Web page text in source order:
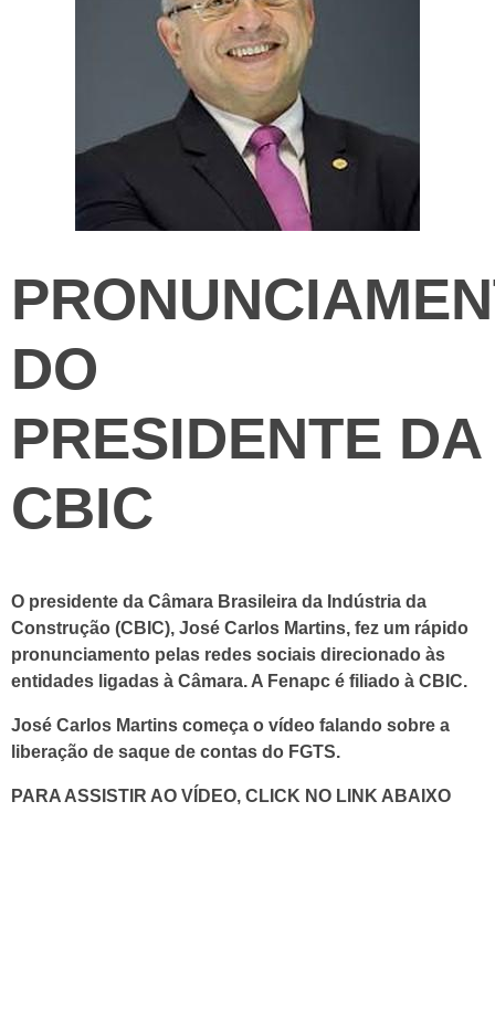
DO
PRESIDENTE DA
CBIC
O presidente da Câmara Brasileira da Indústria da
Construção (CBIC), José Carlos Martins, fez um rápido
pronunciamento pelas redes sociais direcionado às
entidades ligadas à Câmara. A Fenapc é filiado à CBIC.
José Carlos Martins começa o vídeo falando sobre a
liberação de saque de contas do FGTS.
PARA ASSISTIR AO VÍDEO, CLICK NO LINK ABAIXO